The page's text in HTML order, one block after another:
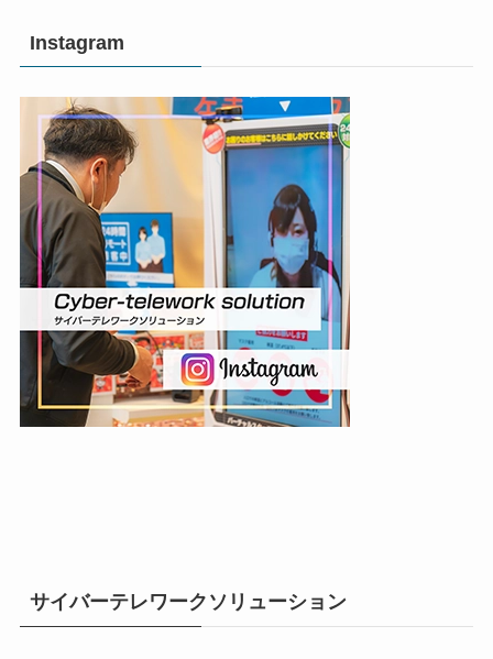
Instagram
サイバーテレワークソリューション